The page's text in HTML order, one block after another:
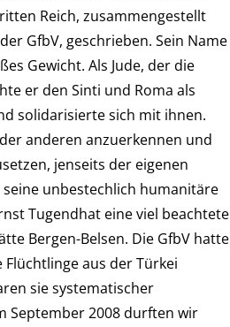
Reich, zusammengestellt
GfbV, geschrieben. Sein Name
Gewicht. Als Jude, der die
er den Sinti und Roma als
solidarisierte sich mit ihnen.
anderen anzuerkennen und
jenseits der eigenen
unbestechlich humanitäre
Tugendhat eine viel beachtete
Bergen-Belsen. Die GfbV hatte
aus der Türkei
sie systematischer
September 2008 durften wir